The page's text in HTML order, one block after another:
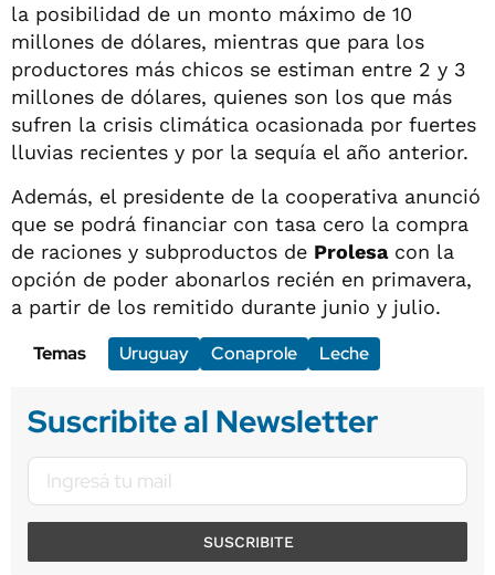
la posibilidad de un monto máximo de 10
millones de dólares, mientras que para los
productores más chicos se estiman entre 2 y 3
millones de dólares, quienes son los que más
sufren la crisis climática ocasionada por fuertes
lluvias recientes y por la sequía el año anterior.
Además, el presidente de la cooperativa anunció
que se podrá financiar con tasa cero la compra
de raciones y subproductos de Prolesacon la
opción de poder abonarlos recién en primavera,
a partir de los remitido durante junio y julio.
Temas
Uruguay Conaprole Leche
Suscribite al Newsletter
SUSCRIBITE